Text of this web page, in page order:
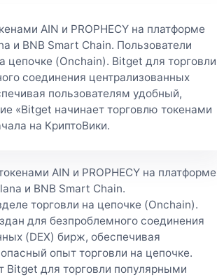
AIN и PROPHECY на платформе
и BNB Smart Chain. Пользователи
цепочке (Onchain). Bitget для торговли
соединения централизованных
пользователям удобный,
«Bitget начинает торговлю токенами
на КриптоВики.
AIN и PROPHECY на платформе
и BNB Smart Chain.
торговли на цепочке (Onchain).
для безпроблемного соединения
(DEX) бирж, обеспечивая
опыт торговли на цепочке.
Bitget для торговли популярными